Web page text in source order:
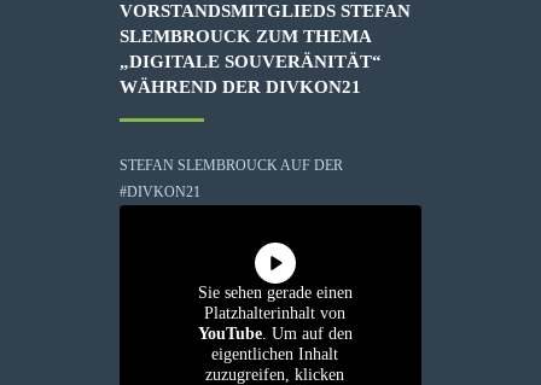
VORSTANDSMITGLIEDS STEFAN
SLEMBROUCK ZUM THEMA
„DIGITALE SOUVERÄNITÄT“
WÄHREND DER DIVKON21
STEFAN SLEMBROUCK AUF DER
#DIVKON21
Sie sehen gerade einen
Platzhalterinhalt von
YouTube. Um auf den
eigentlichen Inhalt
zuzugreifen, klicken